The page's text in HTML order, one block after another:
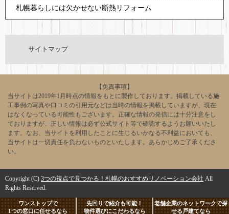
ワンストップで
1つの窓口に任せるなら
先回りで紹介も可能！
物件選びにこだわるなら
老舗企業のネットワークで探
せる戸建てなら
札幌暮らしには欠かせない断熱リフォーム
サイトマップ
【免責事項】
当サイトは2019年1月時点の情報をもとに製作しております。掲載している施
工事例の写真や口コミの引用元などは当時の情報を掲載していますが、現在
はなくなっている可能性もございます。正確な情報の発信には十分注意をし
ておりますが、正しい情報は必ず公式サイト等で確認するようお願いいたし
ます。なお、当サイトを利用したことに生じるいかなる不利益においても、
当サイトは一切責任を負わないものといたします。あらかじめご了承くださ
い。
Copyright (C) 3つの視点で見つかる！札幌のおすすめリノベーション会社 All
Rights Reserved.